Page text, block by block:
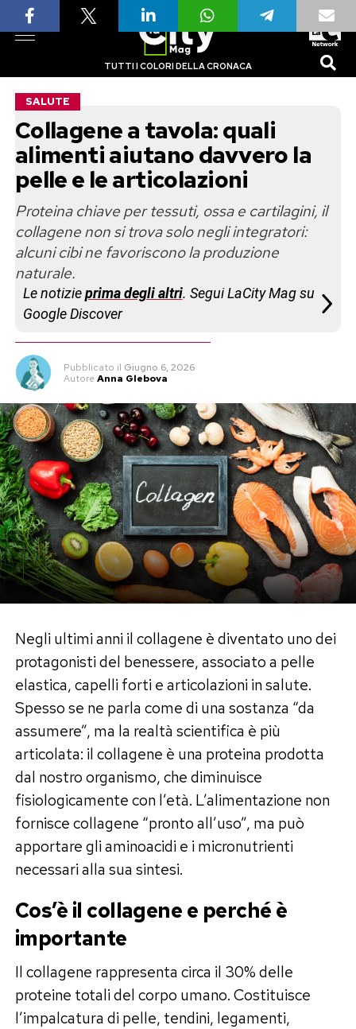
TUTTI I COLORI DELLA CRONACA
SALUTE
Collagene a tavola: quali
alimenti aiutano davvero la
pelle e le articolazioni
Proteina chiave per tessuti, ossa e cartilagini, il
collagene non si trova solo negli integratori:
alcuni cibi ne favoriscono la produzione
naturale.
Le notizieprima degli altri. Segui LaCity Mag su
Google Discover
Pubblicato il Giugno 6, 2026
Autore Anna Glebova
Negli ultimi anni il collagene è diventato uno dei
protagonisti del benessere, associato a pelle
elastica, capelli forti e articolazioni in salute.
Spesso se ne parla come di una sostanza “da
assumere”, ma la realtà scientifica è più
articolata: il collagene è una proteina prodotta
dal nostro organismo, che diminuisce
fisiologicamente con l’età. L’alimentazione non
fornisce collagene “pronto all’uso”, ma può
apportare gli aminoacidi e i micronutrienti
necessari alla sua sintesi.
Cos’è il collagene e perché è
importante
Il collagene rappresenta circa il 30% delle
proteine totali del corpo umano. Costituisce
l’impalcatura di pelle, tendini, legamenti,